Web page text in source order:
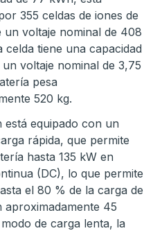
355 celdas de iones de
un voltaje nominal de 408
celda tiene una capacidad
voltaje nominal de 3,75
pesa
520 kg.
está equipado con un
rápida, que permite
hasta 135 kW en
(DC), lo que permite
el 80 % de la carga de
aproximadamente 45
de carga lenta, la